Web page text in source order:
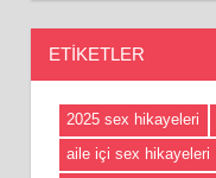
ETIKETLER
2025 sex hikayeleri
aile içi sex hikayeleri